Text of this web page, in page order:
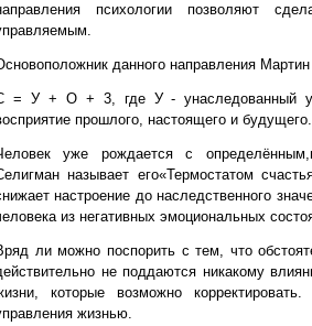
психологии позволяют
данного направления
= У + О + 3, где У - унаследованный
прошлого, настоящего и будущего.
уже рождается с
называет его«Термостатом
настроение до наследственного
из негативных эмоциональных
ли можно поспорить с тем, что
не поддаются никакому
которые возможно
жизнью.